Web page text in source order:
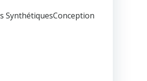
SynthétiquesConception